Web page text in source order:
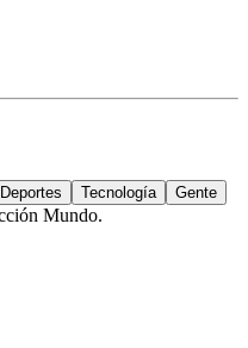
Deportes Tecnología Gente
Mundo.